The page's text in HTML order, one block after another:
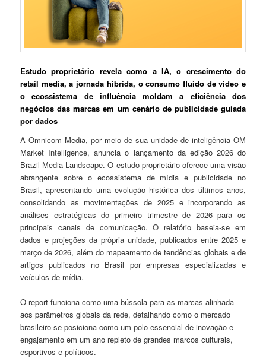
Estudo proprietário revela como a IA, o crescimento do
retail media, a jornada híbrida, o consumo fluido de vídeo e
o ecossistema de influência moldam a eficiência dos
negócios das marcas em um cenário de publicidade guiada
por dados
A Omnicom Media, por meio de sua unidade de inteligência OM
Market Intelligence, anuncia o lançamento da edição 2026 do
Brazil Media Landscape. O estudo proprietário oferece uma visão
abrangente sobre o ecossistema de mídia e publicidade no
Brasil, apresentando uma evolução histórica dos últimos anos,
consolidando as movimentações de 2025 e incorporando as
análises estratégicas do primeiro trimestre de 2026 para os
principais canais de comunicação. O relatório baseia-se em
dados e projeções da própria unidade, publicados entre 2025 e
março de 2026, além do mapeamento de tendências globais e de
artigos publicados no Brasil por empresas especializadas e
veículos de mídia.
O report funciona como uma bússola para as marcas alinhada
aos parâmetros globais da rede, detalhando como o mercado
brasileiro se posiciona como um polo essencial de inovação e
engajamento em um ano repleto de grandes marcos culturais,
esportivos e políticos.